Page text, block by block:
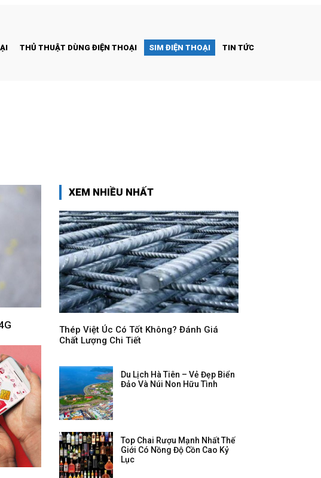
THỦ THUẬT DÙNG ĐIỆN THOẠI SIM ĐIỆN THOẠI TIN TỨC
XEM NHIỀU NHẤT
Thép Việt Úc Có Tốt Không? Đánh Giá
Chất Lượng Chi Tiết
Du Lịch Hà Tiên – Vẻ Đẹp Biển
Đảo Và Núi Non Hữu Tình
Top Chai Rượu Mạnh Nhất Thế
Giới Có Nồng Độ Cồn Cao Kỷ
Lục